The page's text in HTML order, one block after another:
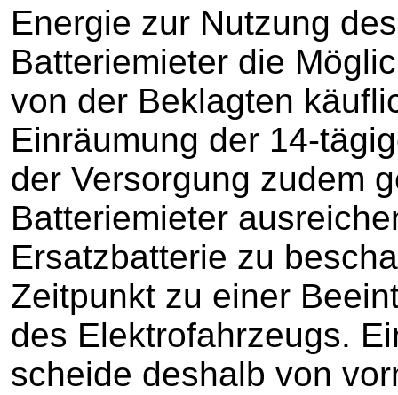
Energie zur Nutzung
Batteriemieter die
von der Beklagten
Einräumung der 14-
der Versorgung zudem
Batteriemieter
Ersatzbatterie zu
Zeitpunkt zu einer
des Elektrofahrzeugs.
scheide deshalb von